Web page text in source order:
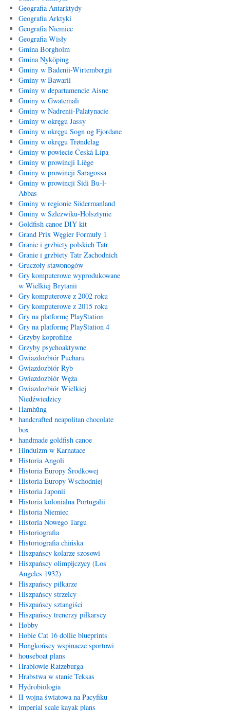
Geografia Antarktydy
Geografia Arktyki
Geografia Niemiec
Geografia Wisły
Gmina Borgholm
Gmina Nyköping
Gminy w Badenii-Wirtembergii
Gminy w Bawarii
Gminy w departamencie Aisne
Gminy w Gwatemali
Gminy w Nadrenii-Palatynacie
Gminy w okręgu Jassy
Gminy w okręgu Sogn og Fjordane
Gminy w okręgu Trøndelag
Gminy w powiecie Česká Lípa
Gminy w prowincji Liège
Gminy w prowincji Saragossa
Gminy w prowincji Sidi Bu-l-
Abbas
Gminy w regionie Södermanland
Gminy w Szlezwiku-Holsztynie
Goldfish canoe DIY kit
Grand Prix Węgier Formuły 1
Granie i grzbiety polskich Tatr
Granie i grzbiety Tatr Zachodnich
Gruczoły stawonogów
Gry komputerowe wyprodukowane
w Wielkiej Brytanii
Gry komputerowe z 2002 roku
Gry komputerowe z 2015 roku
Gry na platformę PlayStation
Gry na platformę PlayStation 4
Grzyby koprofilne
Grzyby psychoaktywne
Gwiazdozbiór Pucharu
Gwiazdozbiór Ryb
Gwiazdozbiór Węża
Gwiazdozbiór Wielkiej
Niedźwiedzicy
Hamhŭng
handcrafted neapolitan chocolate
box
handmade goldfish canoe
Hinduizm w Karnatace
Historia Angoli
Historia Europy Środkowej
Historia Europy Wschodniej
Historia Japonii
Historia kolonialna Portugalii
Historia Niemiec
Historia Nowego Targu
Historiografia
Historiografia chińska
Hiszpańscy kolarze szosowi
Hiszpańscy olimpijczycy (Los
Angeles 1932)
Hiszpańscy piłkarze
Hiszpańscy strzelcy
Hiszpańscy sztangiści
Hiszpańscy trenerzy piłkarscy
Hobby
Hobie Cat 16 dollie blueprints
Hongkońscy wspinacze sportowi
houseboat plans
Hrabiowie Ratzeburga
Hrabstwa w stanie Teksas
Hydrobiologia
II wojna światowa na Pacyfiku
imperial scale kayak plans